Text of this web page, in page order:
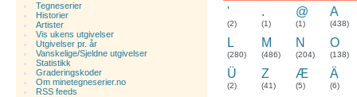
Tegneserier
Historier.
Artister
Vis ukens utgivelser
Utgivelser pr. år
Vanskelige/Sjeldne utgivelser
Statistikk
Graderingskoder
Om minetegneserier.no
RSS feeds
'
(2)
.
(1)
@
(1)
A
(438)
L
(280)
M
(486)
N
(204)
O
(138)
Ü
(2)
Z
(41)
Æ
(5)
Ä
(6)